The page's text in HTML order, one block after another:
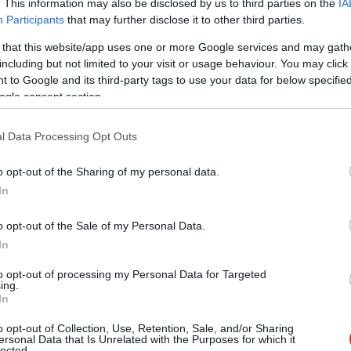
This information may also be disclosed by us to third parties on the
Participants that may further disclose it to other third parties.
that this website/app uses one or more Google services and may
but not limited to your visit or usage behaviour. You may
to Google and its third-party tags to use your data for below
consent section.
Data Processing Opt Outs
opt-out of the Sharing of my personal data.
opt-out of the Sale of my Personal Data.
opt-out of processing my Personal Data for Targeted
opt-out of Collection, Use, Retention, Sale, and/or Sharing
Data that Is Unrelated with the Purposes for which it
grupā un ar 576 punktiem tajā
sesto labāko rezultātu un vietu finālā.
dalībnieces izstāšanos Rašmane
kuras kvalifikācijas sacensībās bija
maksā 89 eiro,
Kurš tad īsti vainīgs pie